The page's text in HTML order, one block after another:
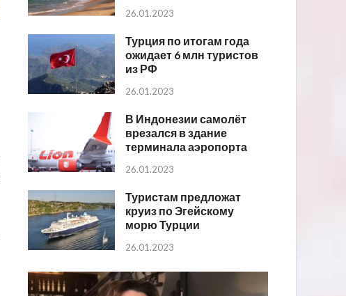
26.01.2023
Турция по итогам года
ожидает 6 млн туристов
из РФ
26.01.2023
В Индонезии самолёт
врезался в здание
терминала аэропорта
26.01.2023
Туристам предложат
круиз по Эгейскому
морю Турции
26.01.2023